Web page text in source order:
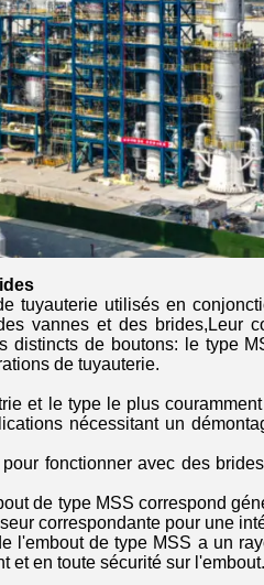
tuyauterie utilisés en
vannes et des brides,Leur
distincts de boutons: le type
de tuyauterie.
et le type le plus
nécessitant un
fonctionner avec des
de type MSS correspond
correspondante pour une
l'embout de type MSS a un
et en toute sécurité sur